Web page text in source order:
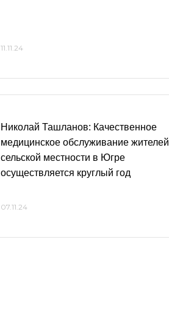
11.11.24
Николай Ташланов: Качественное
медицинское обслуживание жителей
сельской местности в Югре
осуществляется круглый год
07.11.24